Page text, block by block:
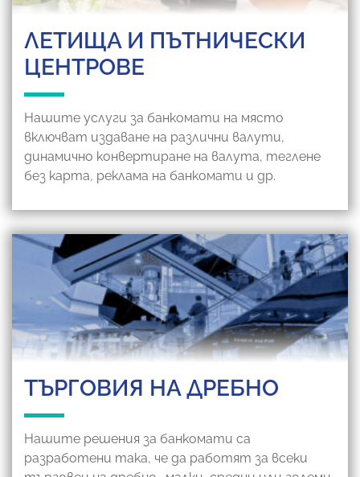
ЛЕТИЩА И ПЪТНИЧЕСКИ
ЦЕНТРОВЕ
Нашите услуги за банкомати на място
включват издаване на различни валути,
динамично конвертиране на валута, теглене
без карта, реклама на банкомати и др.
ТЪРГОВИЯ НА ДРЕБНО
Нашите решения за банкомати са
разработени така, че да работят за всеки